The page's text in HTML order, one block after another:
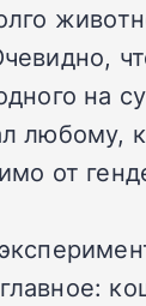
на
любому,
от